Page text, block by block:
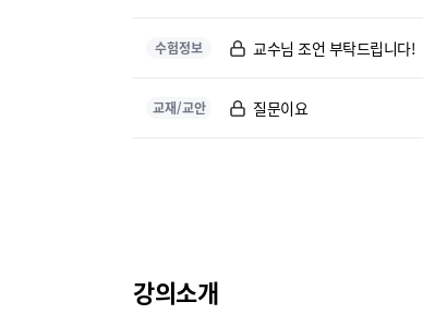
수험정보 교수님 조언 부탁드립니다!
교재/교안 질문이요
강의소개